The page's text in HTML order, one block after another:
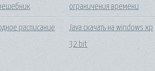
расписание
ограничения времени
Java скачать на windows xp
32 bit